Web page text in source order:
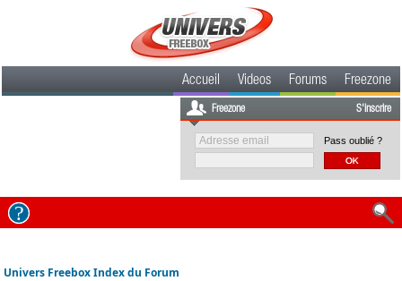
Accueil Videos Forums Freezone
Freezone S'inscrire
Pass oublié ?
Univers Freebox Index du Forum